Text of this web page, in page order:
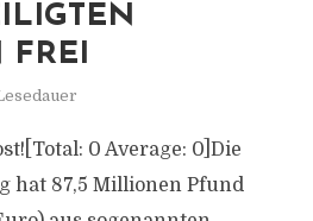
FREI
0 Average: 0]Die
hat 87,5 Millionen Pfund